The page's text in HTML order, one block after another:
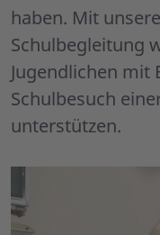
haben. Mit
Schulbegleitung
Jugendlichen mit
Schulbesuch
unterstützen.